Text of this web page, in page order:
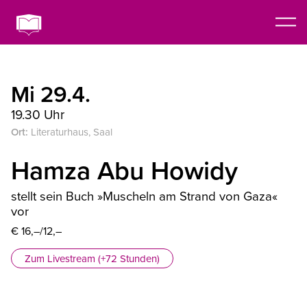
Mi 29.4.
19.30 Uhr
Ort: Literaturhaus, Saal
Hamza Abu Howidy
stellt sein Buch »Muscheln am Strand von Gaza«
vor
€ 16,–/12,–
Zum Livestream (+72 Stunden)